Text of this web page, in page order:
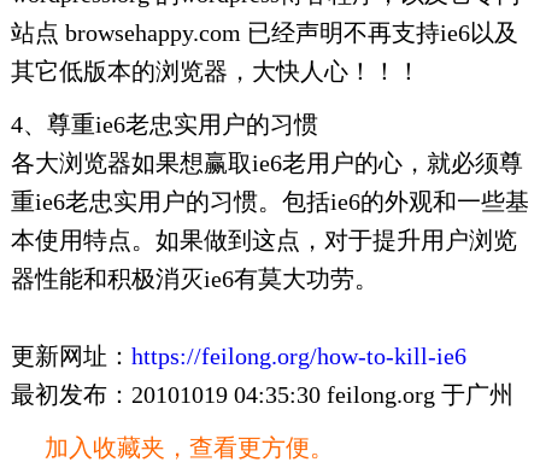
站点 browsehappy.com 已经声明不再支持ie6以及
其它低版本的浏览器，大快人心！！！
4、尊重ie6老忠实用户的习惯
各大浏览器如果想赢取ie6老用户的心，就必须尊
重ie6老忠实用户的习惯。包括ie6的外观和一些基
本使用特点。如果做到这点，对于提升用户浏览
器性能和积极消灭ie6有莫大功劳。
更新网址： https://feilong.org/how-to-kill-ie6
最初发布：20101019 04:35:30 feilong.org 于广州
加入收藏夹，查看更方便。